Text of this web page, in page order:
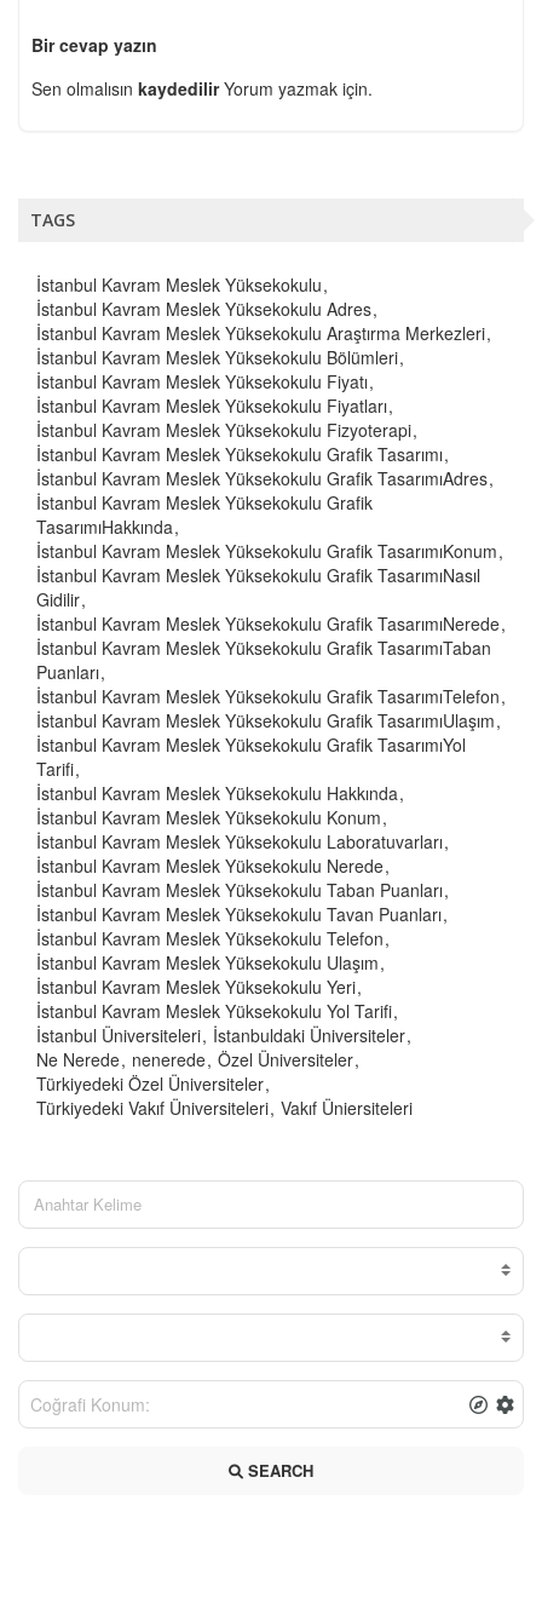
Bir cevap yazın
Sen olmalısın kaydedilirYorum yazmak için.
TAGS
İstanbul Kavram Meslek Yüksekokulu
İstanbul Kavram Meslek Yüksekokulu Adres
İstanbul Kavram Meslek Yüksekokulu Araştırma Merkezleri
İstanbul Kavram Meslek Yüksekokulu Bölümleri
İstanbul Kavram Meslek Yüksekokulu Fiyatı
İstanbul Kavram Meslek Yüksekokulu Fiyatları
İstanbul Kavram Meslek Yüksekokulu Fizyoterapi
İstanbul Kavram Meslek Yüksekokulu Grafik Tasarımı
İstanbul Kavram Meslek Yüksekokulu Grafik TasarımıAdres
İstanbul Kavram Meslek Yüksekokulu Grafik
TasarımıHakkında
İstanbul Kavram Meslek Yüksekokulu Grafik TasarımıKonum
İstanbul Kavram Meslek Yüksekokulu Grafik TasarımıNasıl
Gidilir
İstanbul Kavram Meslek Yüksekokulu Grafik TasarımıNerede
İstanbul Kavram Meslek Yüksekokulu Grafik TasarımıTaban
Puanları
İstanbul Kavram Meslek Yüksekokulu Grafik TasarımıTelefon
İstanbul Kavram Meslek Yüksekokulu Grafik TasarımıUlaşım
İstanbul Kavram Meslek Yüksekokulu Grafik TasarımıYol
Tarifi
İstanbul Kavram Meslek Yüksekokulu Hakkında
İstanbul Kavram Meslek Yüksekokulu Konum
İstanbul Kavram Meslek Yüksekokulu Laboratuvarları
İstanbul Kavram Meslek Yüksekokulu Nerede
İstanbul Kavram Meslek Yüksekokulu Taban Puanları
İstanbul Kavram Meslek Yüksekokulu Tavan Puanları
İstanbul Kavram Meslek Yüksekokulu Telefon
İstanbul Kavram Meslek Yüksekokulu Ulaşım
İstanbul Kavram Meslek Yüksekokulu Yeri
İstanbul Kavram Meslek Yüksekokulu Yol Tarifi
İstanbul Üniversiteleri İstanbuldaki Üniversiteler
Ne Nerede nenerede Özel Üniversiteler
Türkiyedeki Özel Üniversiteler
Türkiyedeki Vakıf Üniversiteleri Vakıf Üniersiteleri
SEARCH